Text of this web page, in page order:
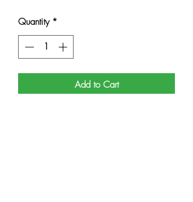
Quantity *
Add to Cart